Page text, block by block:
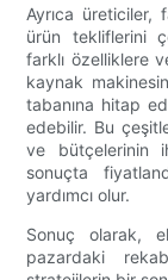
Ayrıca üreticiler,
ürün tekliflerini
farklı özelliklere
kaynak
tabanına hitap
edebilir. Bu
ve bütçelerinin
sonuçta
yardımcı olur.
Sonuç olarak,
pazardaki